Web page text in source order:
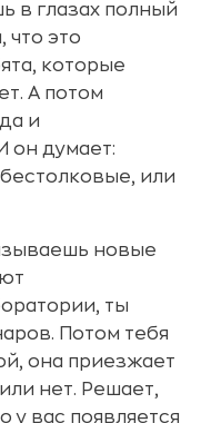
в глазах полный
что это
которые
А потом
и
он думает:
или
новые
ты
Потом тебя
она приезжает
нет. Решает,
у вас появляется